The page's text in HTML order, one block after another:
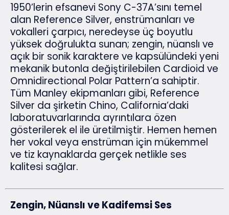
1950’lerin efsanevi Sony C-37A’sını temel
alan Reference Silver, enstrümanları ve
vokalleri çarpıcı, neredeyse üç boyutlu
yüksek doğrulukta sunan; zengin, nüanslı ve
açık bir sonik karaktere ve kapsülündeki yeni
mekanik butonla değiştirilebilen Cardioid ve
Omnidirectional Polar Pattern’a sahiptir.
Tüm Manley ekipmanları gibi, Reference
Silver da şirketin Chino, California’daki
laboratuvarlarında ayrıntılara özen
gösterilerek el ile üretilmiştir. Hemen hemen
her vokal veya enstrüman için mükemmel
ve tiz kaynaklarda gerçek netlikle ses
kalitesi sağlar.
Zengin, Nüanslı ve Kadifemsi Ses